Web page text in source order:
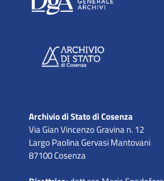
Archivio di Stato di Cosenza
Via Gian Vincenzo Gravina n. 12
Largo Paolina Gervasi Mantovani
87100 Cosenza